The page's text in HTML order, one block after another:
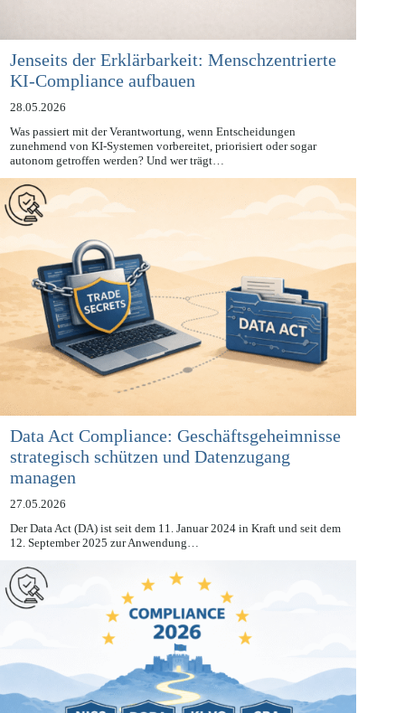
Jenseits der Erklärbarkeit: Menschzentrierte
KI-Compliance aufbauen
28.05.2026
Was passiert mit der Verantwortung, wenn Entscheidungen
zunehmend von KI-Systemen vorbereitet, priorisiert oder sogar
autonom getroffen werden? Und wer trägt…
Data Act Compliance: Geschäftsgeheimnisse
strategisch schützen und Datenzugang
managen
27.05.2026
Der Data Act (DA) ist seit dem 11. Januar 2024 in Kraft und seit dem